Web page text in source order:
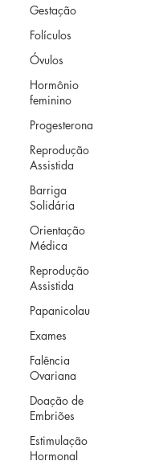
Gestação
Folículos
Óvulos
Hormônio
feminino
Progesterona
Reprodução
Assistida
Barriga
Solidária
Orientação
Médica
Reprodução
Assistida
Papanicolau
Exames
Falência
Ovariana
Doação de
Embriões
Estimulação
Hormonal